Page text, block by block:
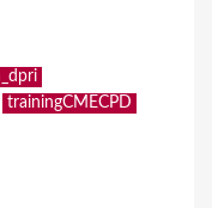
trainingCMECPD